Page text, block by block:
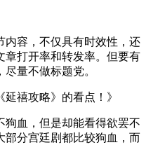
内容，不仅具有时效性，还
章打开率和转发率。但要有
量不做标题党。
禧攻略》的看点！》
狗血，但是却能看得欲罢不
部分宫廷剧都比较狗血，而